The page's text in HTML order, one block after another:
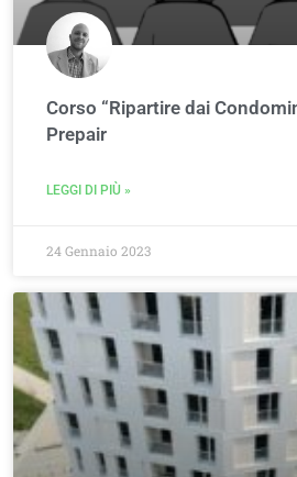
Corso “Ripartire dai
Prepair
LEGGI DI PIÙ »
24 Gennaio 2023